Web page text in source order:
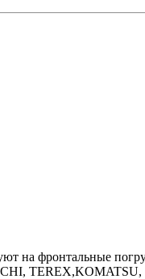
на фронтальные